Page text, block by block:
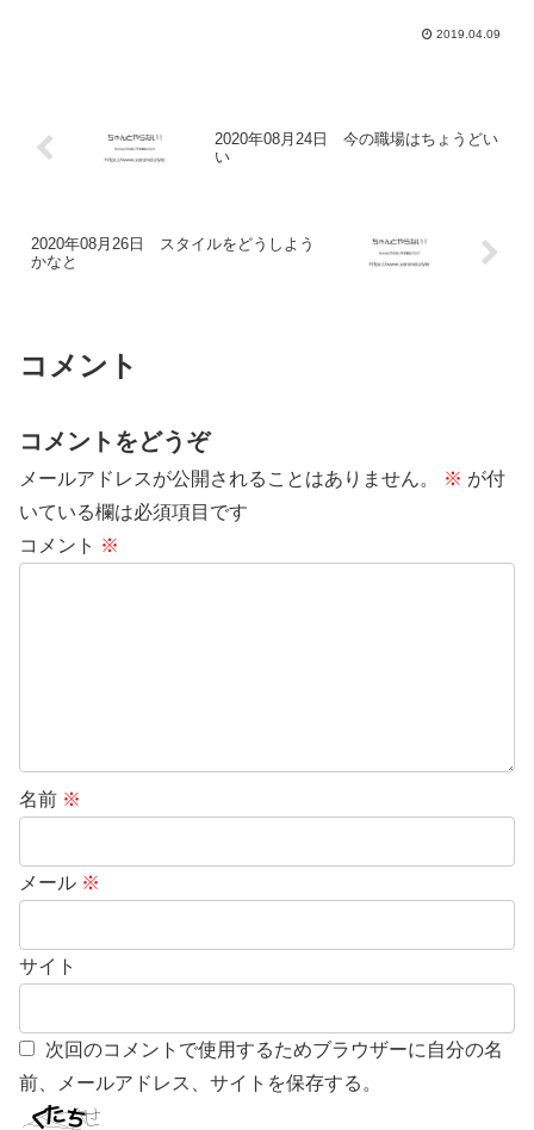
はずじゃなかった、なんて思いながら
2019.04.09
2020年08月24日 今の職場はちょうどい
い
2020年08月26日 スタイルをどうしよう
かなと
コメント
コメントをどうぞ
メールアドレスが公開されることはありません。 ※ が付
いている欄は必須項目です
コメント ※
名前 ※
メール ※
サイト
次回のコメントで使用するためブラウザーに自分の名
前、メールアドレス、サイトを保存する。